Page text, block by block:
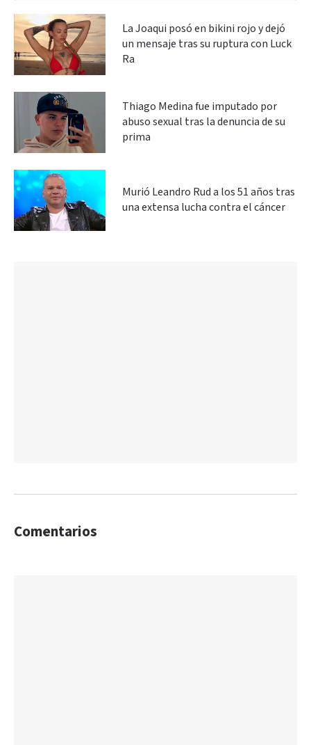
La Joaqui posó en bikini rojo y dejó
un mensaje tras su ruptura con Luck
Ra
Thiago Medina fue imputado por
abuso sexual tras la denuncia de su
prima
Murió Leandro Rud a los 51 años tras
una extensa lucha contra el cáncer
Comentarios